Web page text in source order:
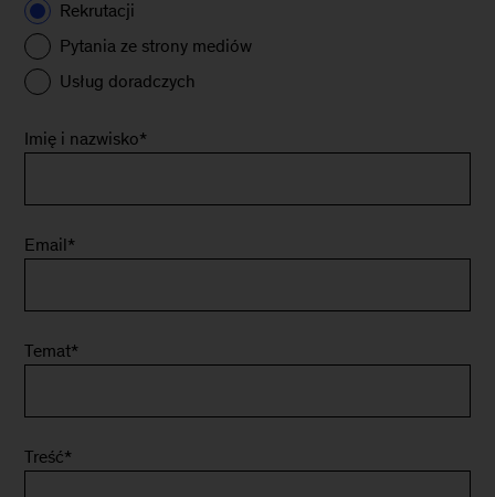
Rekrutacji
Pytania ze strony mediów
Usług doradczych
Imię i nazwisko*
Email*
Temat*
Treść*